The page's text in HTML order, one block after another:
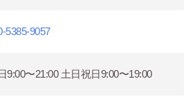
5385-9057
9:00〜21:00 土日祝日9:00〜19:00